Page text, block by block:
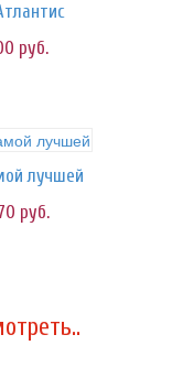
руб.
лучшей
руб.